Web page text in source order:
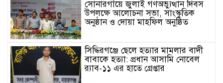
সোনারগাঁয়ে জুলাই গণঅভ্যুত্থান দিবস
উপলক্ষে আলোচনা সভা, সাংস্কৃতিক
অনুষ্ঠান ও দোয়া মাহফিল অনুষ্ঠিত
সিদ্ধিরগঞ্জে ছেলে হত্যার মামলার বাদী
বাবাকে হত্যা: প্রধান আসামি নোবেল
র‍্যাব-১১ এর হাতে গ্রেপ্তার